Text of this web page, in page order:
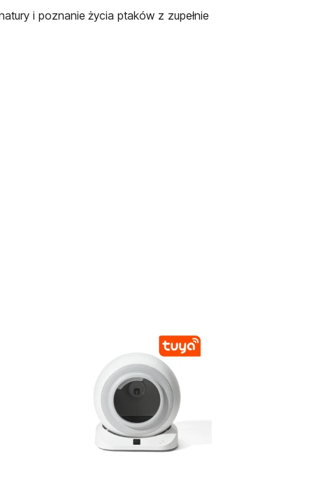
i poznanie życia ptaków z zupełnie